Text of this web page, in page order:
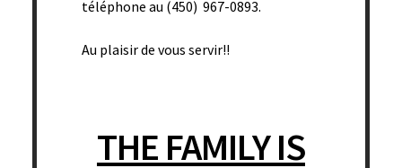
téléphone au (450) 967-0893.
Au plaisir de vous servir!!
THE FAMILY IS